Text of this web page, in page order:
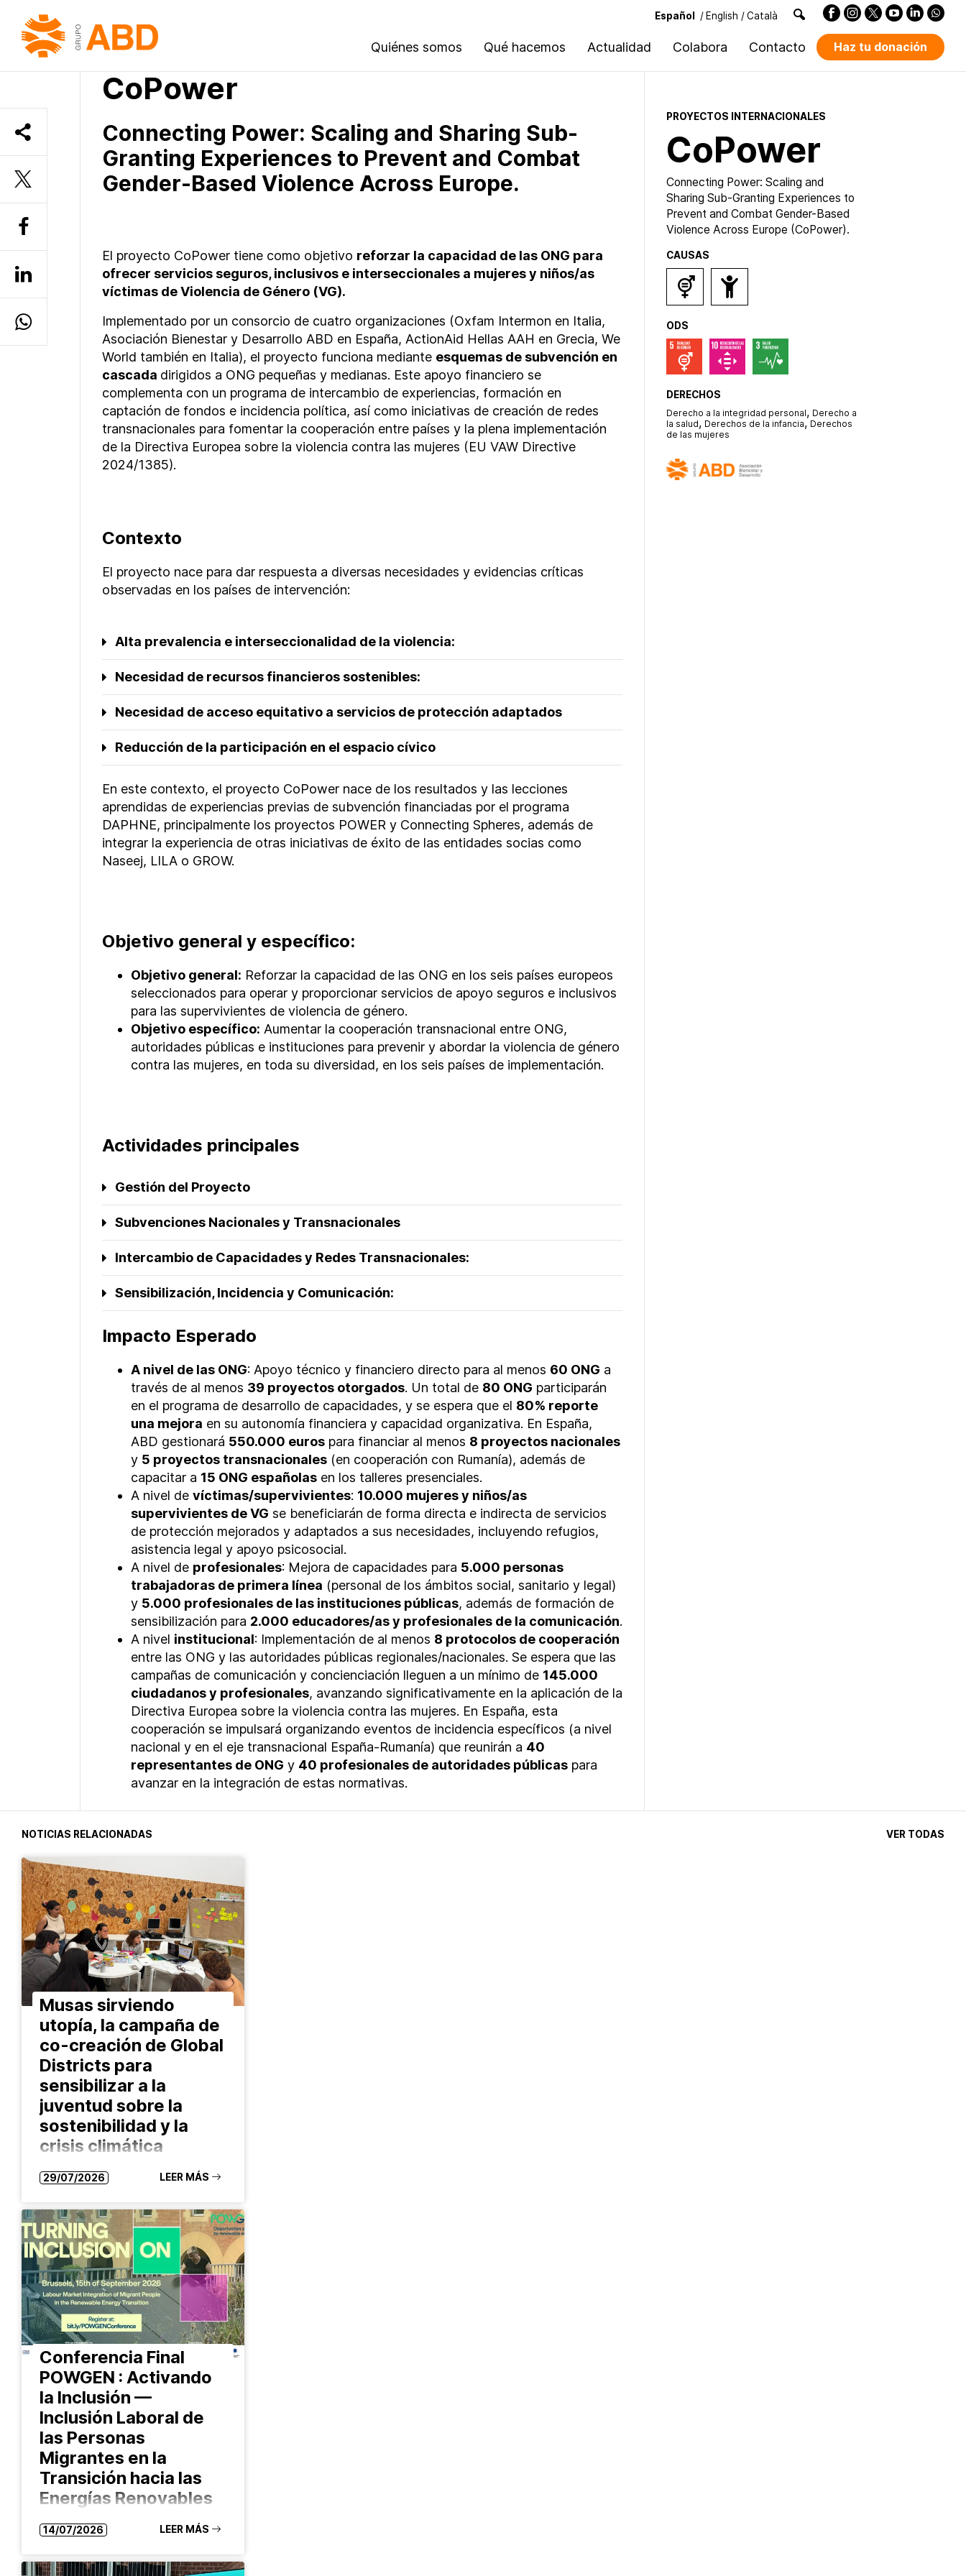
Español / English / Català
Quiénes somos Qué hacemos Actualidad Colabora Contacto Haz tu donación
INICIO»PROGRAMES
CoPower
Connecting Power: Scaling and Sharing Sub-
Granting Experiences to Prevent and Combat
Gender-Based Violence Across Europe.
El proyecto CoPower tiene como objetivo reforzar la capacidad de las ONG para
ofrecer servicios seguros, inclusivos e interseccionales a mujeres y niños/as
víctimas de Violencia de Género (VG).
Implementado por un consorcio de cuatro organizaciones (Oxfam Intermon en Italia,
Asociación Bienestar y Desarrollo ABD en España, ActionAid Hellas AAH en Grecia, We
World también en Italia), el proyecto funciona mediante esquemas de subvención en
cascada dirigidos a ONG pequeñas y medianas. Este apoyo financiero se
complementa con un programa de intercambio de experiencias, formación en
captación de fondos e incidencia política, así como iniciativas de creación de redes
transnacionales para fomentar la cooperación entre países y la plena implementación
de la Directiva Europea sobre la violencia contra las mujeres (EU VAW Directive
2024/1385).
Contexto
El proyecto nace para dar respuesta a diversas necesidades y evidencias críticas
observadas en los países de intervención:
Alta prevalencia e interseccionalidad de la violencia:
Necesidad de recursos financieros sostenibles:
Necesidad de acceso equitativo a servicios de protección adaptados
Reducción de la participación en el espacio cívico
En este contexto, el proyecto CoPower nace de los resultados y las lecciones
aprendidas de experiencias previas de subvención financiadas por el programa
DAPHNE, principalmente los proyectos POWER y Connecting Spheres, además de
integrar la experiencia de otras iniciativas de éxito de las entidades socias como
Naseej, LILAo GROW.
Objetivo general y específico:
Objetivo general: Reforzar la capacidad de las ONG en los seis países europeos
seleccionados para operar y proporcionar servicios de apoyo seguros e inclusivos
para las supervivientes de violencia de género.
Objetivo específico: Aumentar la cooperación transnacional entre ONG,
autoridades públicas e instituciones para prevenir y abordar la violencia de género
contra las mujeres, en toda su diversidad, en los seis países de implementación.
Actividades principales
Gestión del Proyecto
Subvenciones Nacionales y Transnacionales
Intercambio de Capacidades y Redes Transnacionales:
Sensibilización, Incidencia y Comunicación:
Impacto Esperado
A nivel de las ONG: Apoyo técnico y financiero directo para al menos 60 ONG a
través de al menos 39 proyectos otorgados. Un total de 80 ONG participarán
en el programa de desarrollo de capacidades, y se espera que el 80% reporte
una mejora en su autonomía financiera y capacidad organizativa. En España,
ABD gestionará 550.000 eurospara financiar al menos 8 proyectos nacionales
y 5 proyectos transnacionales(en cooperación con Rumanía), además de
capacitar a 15 ONG españolasen los talleres presenciales.
A nivel de víctimas/supervivientes: 10.000 mujeres y niños/as
supervivientes de VG se beneficiarán de forma directa e indirecta de servicios
de protección mejorados y adaptados a sus necesidades, incluyendo refugios,
asistencia legal y apoyo psicosocial.
A nivel de profesionales: Mejora de capacidades para 5.000 personas
trabajadoras de primera línea (personal de los ámbitos social, sanitario y legal)
y 5.000 profesionales de las instituciones públicas, además de formación de
sensibilización para 2.000 educadores/as y profesionales de la comunicación.
A nivel institucional: Implementación de al menos 8 protocolos de cooperación
entre las ONG y las autoridades públicas regionales/nacionales. Se espera que las
campañas de comunicación y concienciación lleguen a un mínimo de 145.000
ciudadanos y profesionales, avanzando significativamente en la aplicación de la
Directiva Europea sobre la violencia contra las mujeres. En España, esta
cooperación se impulsará organizando eventos de incidencia específicos (a nivel
nacional y en el eje transnacional España-Rumanía) que reunirán a 40
representantes de ONG y 40 profesionales de autoridades públicaspara
avanzar en la integración de estas normativas.
PROYECTOS INTERNACIONALES
CoPower
Connecting Power: Scaling and
Sharing Sub-Granting Experiences to
Prevent and Combat Gender-Based
Violence Across Europe (CoPower).
CAUSAS
ODS
DERECHOS
Derecho a la integridad personal , Derecho a
la salud, Derechos de la infancia, Derechos
de las mujeres
NOTICIAS RELACIONADAS VER TODAS
Musas sirviendo
utopía, la campaña de
co-creación de Global
Districts para
sensibilizar a la
juventud sobre la
sostenibilidad y la
crisis climática
Durante casi dos meses, un grupo
han estado co-creando una
campaña de sensibilización en el
marco del proyecto europeo Global
Districts para abordar temáticas…
29/07/2026 LEER MÁS
Conferencia Final
POWGEN : Activando
la Inclusión —
Inclusión Laboral de
las Personas
Migrantes en la
Transición hacia las
Energías Renovables
El 15 de septiembre de 2026, el
celebrará su conferencia final en la
14/07/2026 LEER MÁS